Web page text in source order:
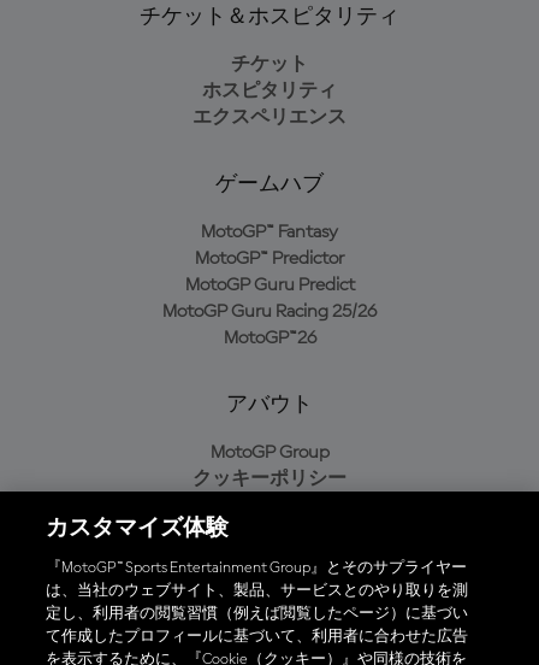
チケット＆ホスピタリティ
チケット
ホスピタリティ
エクスペリエンス
ゲームハブ
MotoGP™ Fantasy
MotoGP™ Predictor
MotoGP Guru Predict
MotoGP Guru Racing 25/26
MotoGP™26
アバウト
MotoGP Group
クッキーポリシー
プライバシーポリシー
購入ポリシー
オフィシャルアプリ
カスタマイズ体験
『MotoGP™ Sports Entertainment Group』とそのサプライヤー
は、当社のウェブサイト、製品、サービスとのやり取りを測
定し、利用者の閲覧習慣（例えば閲覧したページ）に基づい
て作成したプロフィールに基づいて、利用者に合わせた広告
を表示するために、『Cookie（クッキー）』や同様の技術を